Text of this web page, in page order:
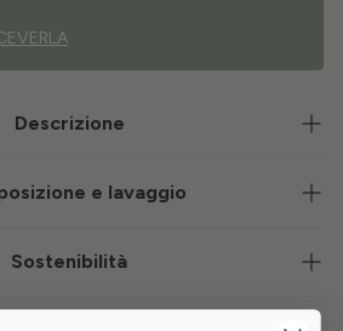
Descrizione
e lavaggio
Sostenibilità